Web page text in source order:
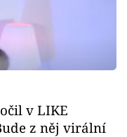
v LIKE
z něj virální